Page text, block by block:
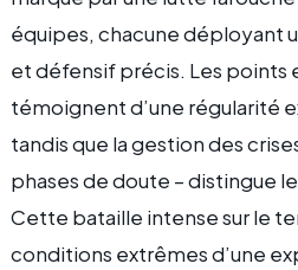
équipes, chacune déployant
et défensif précis. Les points
témoignent d’une régularité
tandis que la gestion des
phases de doute – distingue
Cette bataille intense sur le
conditions extrêmes d’une